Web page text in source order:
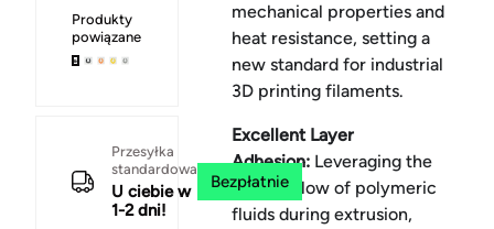
Produkty
powiązane
Przesyłka
standardowa
U ciebie w
1-2 dni!
Bezpłatnie
mechanical properties and
heat resistance, setting a
new standard for industrial
3D printing filaments.
Excellent Layer
Adhesion:Leveraging the
laminar flow of polymeric
fluids during extrusion,